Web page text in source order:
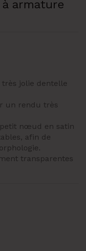
armature
très jolie dentelle
un rendu très
petit nœud en satin
afin de
transparentes